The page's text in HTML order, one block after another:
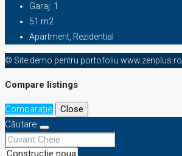
Garaj: 1
51 m2
Apartment, Rezidential
© Site demo pentru portofoliu www.zenplus.ro
Compare listings
Comparaţie
Close
Căutare